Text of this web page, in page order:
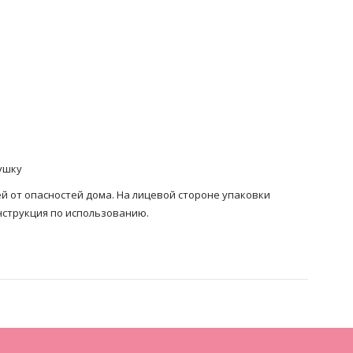
опасностей дома. На лицевой стороне упаковки
по использованию.